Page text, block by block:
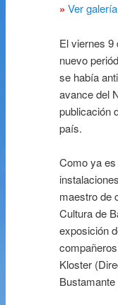
» Ver
El viernes 9
nuevo
se había
avance del
publicación
país.
Como ya
maestro de
Cultura de
exposición
Kloster